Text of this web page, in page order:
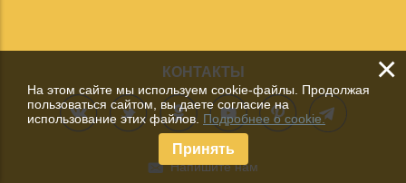
КОНТАКТЫ
Напишите нам
×
На этом сайте мы используем cookie-файлы. Продолжая
пользоваться сайтом, вы даете согласие на
использование этих файлов. Подробнее о cookie.
Принять